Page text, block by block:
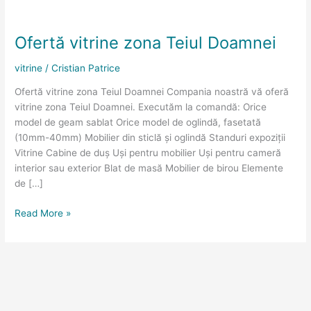
Ofertă vitrine zona Teiul Doamnei
vitrine /Cristian Patrice
Ofertă vitrine zona Teiul Doamnei Compania noastră vă oferă
vitrine zona Teiul Doamnei. Executăm la comandă: Orice
model de geam sablat Orice model de oglindă, fasetată
(10mm-40mm) Mobilier din sticlă și oglindă Standuri expoziții
Vitrine Cabine de duș Uși pentru mobilier Uși pentru cameră
interior sau exterior Blat de masă Mobilier de birou Elemente
de […]
zona
Doamnei
Read More »